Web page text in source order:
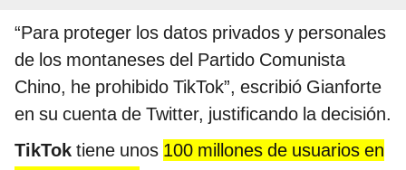
“Para proteger los datos privados y personales
de los montaneses del Partido Comunista
Chino, he prohibido TikTok”, escribió Gianforte
en su cuenta de Twitter, justificando la decisión.
TikTok tiene unos 100 millones de usuarios en